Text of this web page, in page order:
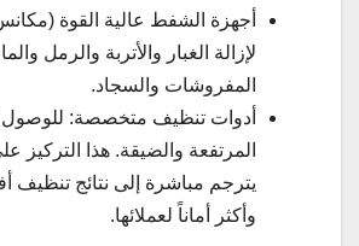
أجهزة الشفط عالية القوة
لإزالة الغبار والأتربة والرمل
المفروشات والسجاد.
أدوات تنظيف متخصصة: للوصول
المرتفعة والضيقة. هذا التركيز
يترجم مباشرة إلى نتائج تنظيف
وأكثر أماناً لعملائها.